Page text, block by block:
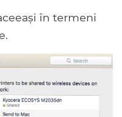
în termeni